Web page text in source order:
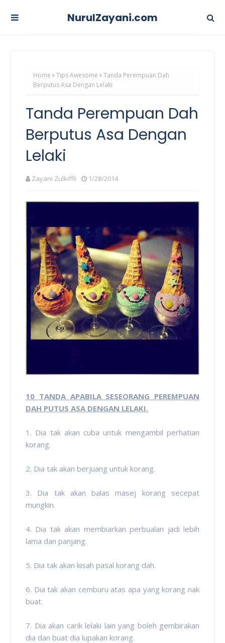
NurulZayani.com
Home Tips Awesome
Tanda Perempuan Dah
Berputus Asa Dengan Lelaki
Tanda Perempuan Dah
Berputus Asa Dengan
Lelaki
Zayani Zulkiffli 1/28/2014
10 TANDA APABILA SESEORANG PEREMPUAN
DAH PUTUS ASA DENGAN LELAKI.
1. Dia tak akan cuba untuk mengambil perhatian
korang.
2. Dia tak akan berjuang untuk korang.
3. Dia tak akan balas masej korang secepat
mungkin.
4. Dia tak akan membiarkan perbualan jadi lebih
lama dan panjang.
5. Dia tak akan kisah pasal korang dah.
6. Dia tak akan cemburu atas apa yang korang nak
buat.
7. Dia akan carik lelaki lain yang boleh gembirakan
dia dan buat dia lupakan korang.